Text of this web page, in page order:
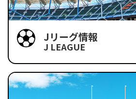
Jリーグ情報
J LEAGUE